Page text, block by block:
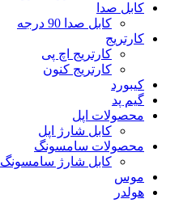
کابل صدا
کابل صدا 90 درجه
کارتریج
کارتریج اچ پی
کارتریج کنون
کیبورد
گیم پد
محصولات اپل
کابل شارژ اپل
محصولات سامسونگ
کابل شارژ سامسونگ
موس
هولدر